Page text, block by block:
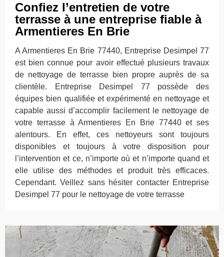
Confiez l’entretien de votre
terrasse à une entreprise fiable à
Armentieres En Brie
A Armentieres En Brie 77440, Entreprise Desimpel 77
est bien connue pour avoir effectué plusieurs travaux
de nettoyage de terrasse bien propre auprès de sa
clientèle. Entreprise Desimpel 77 possède des
équipes bien qualifiée et expérimenté en nettoyage et
capable aussi d’accomplir facilement le nettoyage de
votre terrasse à Armentieres En Brie 77440 et ses
alentours. En effet, ces nettoyeurs sont toujours
disponibles et toujours à votre disposition pour
l’intervention et ce, n’importe où et n’importe quand et
elle utilise des méthodes et produit très efficaces.
Cependant. Veillez sans hésiter contacter Entreprise
Desimpel 77 pour le nettoyage de votre terrasse